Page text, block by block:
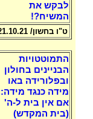
לבקש את
המשיח?!
ט"ו בחשון/ 21.10.21
התמוטטויות
הבניינים בחולון
ובפלורידה באו
מידה כנגד מידה:
אם אין בית ל-ה'
(בית המקדש)